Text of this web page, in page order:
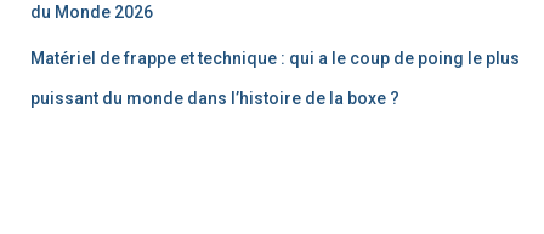
du Monde 2026
Matériel de frappe et technique : qui a le coup de poing le plus
puissant du monde dans l’histoire de la boxe ?